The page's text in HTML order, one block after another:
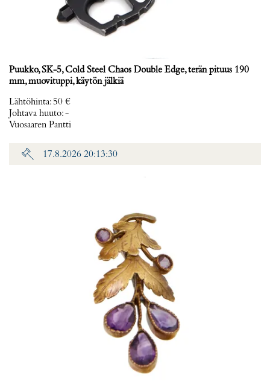
Puukko, SK-5, Cold Steel Chaos Double Edge, terän pituus 190
mm, muovituppi, käytön jälkiä
Lähtöhinta: 50 €
Johtava huuto:-
Vuosaaren Pantti
17.8.2026 20:13:30